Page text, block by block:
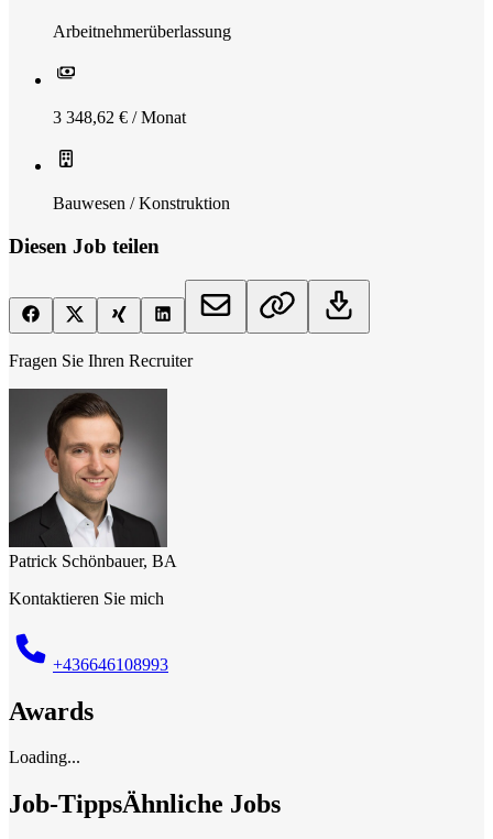
Arbeitnehmerüberlassung
3 348,62 € / Monat
Bauwesen / Konstruktion
Diesen Job teilen
Fragen Sie Ihren Recruiter
Patrick Schönbauer, BA
Kontaktieren Sie mich
+436646108993
Awards
Loading...
Job-TippsÄhnliche Jobs